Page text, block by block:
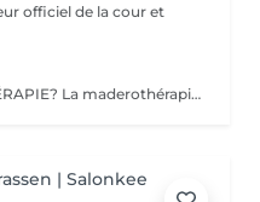
officiel de la cour et
QU'EST-CE QUE LA MADEROTHÉRAPIE? La maderothérapie c'est une technique de massage issue de la médecine orientale et qui consiste en l'application d'un massage corporel ou facial avec des instruments en bois, ce qui permet un remodelage complet. Les différentes formes et tailles de ces instruments permettent d'appliquer le massage avec plus ou moins d'intensité, en plus de l'adapter aux différentes parties du corps. De nos jours, ce type de massage peut être appliqué sur pratiquement tout le corps : jambes, abdomen, taille, flancs, dos et bras, ainsi que sur le visage et une partie du cou (double menton). Un des grands avantages de ce traitement c'est qu'il est totalement naturel puisqu'il est réalisé avec des instruments en bois et qu'il est non-invasif. Objectifs: Réduire la graisse et la cellulite. Activer la circulation sanguine et lymphatique. Réduire le contour et modeler la silhouette. Drainer et tonifier la peau. Créer également un effet relaxant sur la musculature. Fournir une hydratation supplémentaire à la peau. Stimuler l'équilibre énergétique. LA MADEROTHÉRAPIE FACIALE c'est un complément parfait des traitements de rajeunissement, qui : a des effets raffermissants et tonifiants, active la circulation sanguine et lymphatique du visage, contribuant ainsi à améliorer l'apparence de la peau, active la production de collagène et d'élastine, agit également sur les muscles du visage, apportant de la tonicité .